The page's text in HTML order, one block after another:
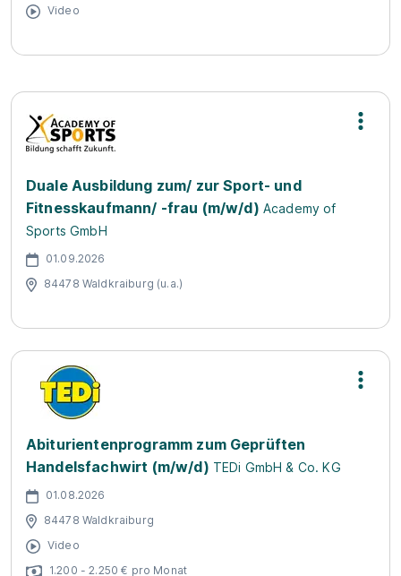
Video
Duale Ausbildung zum/ zur Sport- und
Fitnesskaufmann/ -frau (m/w/d) Academy of
Sports GmbH
01.09.2026
84478 Waldkraiburg (u.a.)
Abiturientenprogramm zum Geprüften
Handelsfachwirt (m/w/d) TEDi GmbH & Co. KG
01.08.2026
84478 Waldkraiburg
Video
1.200 - 2.250 € pro Monat